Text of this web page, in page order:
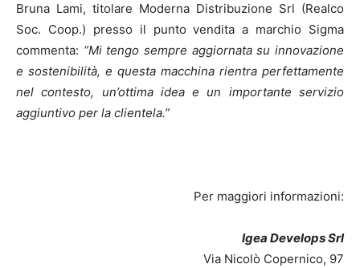
Bruna Lami, titolare Moderna Distribuzione Srl (Realco
Soc. Coop.) presso il punto vendita a marchio Sigma
commenta: “Mi tengo sempre aggiornata su innovazione
e sostenibilità, e questa macchina rientra perfettamente
nel contesto, un’ottima idea e un importante servizio
aggiuntivo per la clientela.”
Per maggiori informazioni:
Igea Develops Srl
Via Nicolò Copernico, 97